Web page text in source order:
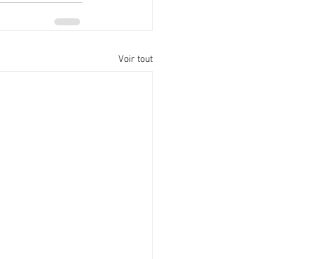
Voir tout